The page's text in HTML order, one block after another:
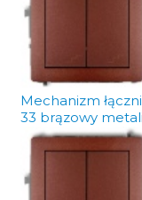
Mechanizm
33 brązowy